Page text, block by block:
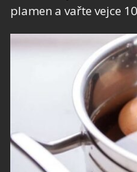
plamen a vařte vejce